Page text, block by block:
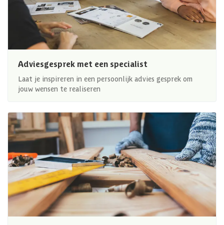
Adviesgesprek met een specialist
Laat je inspireren in een persoonlijk advies gesprek om
jouw wensen te realiseren